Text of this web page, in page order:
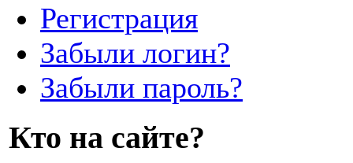
Регистрация
Забыли логин?
Забыли пароль?
Кто на сайте?